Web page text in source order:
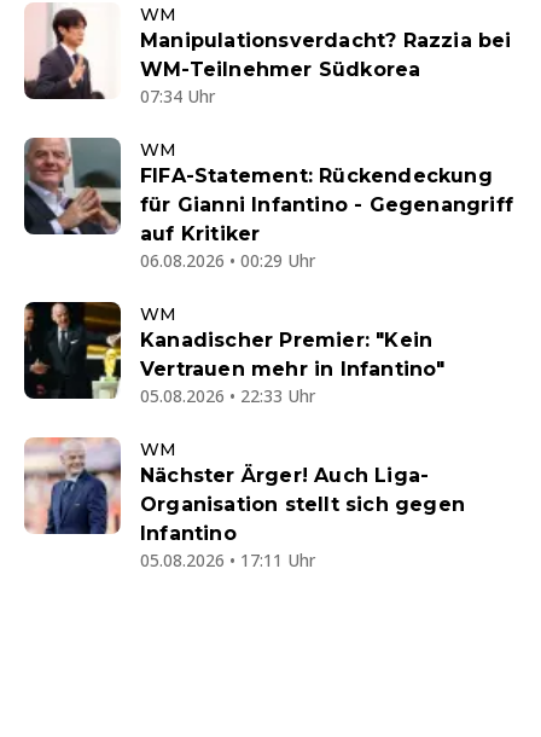
WM
Manipulationsverdacht? Razzia bei
WM-Teilnehmer Südkorea
07:34 Uhr
WM
FIFA-Statement: Rückendeckung
für Gianni Infantino - Gegenangriff
auf Kritiker
06.08.2026 • 00:29 Uhr
WM
Kanadischer Premier: "Kein
Vertrauen mehr in Infantino"
05.08.2026 • 22:33 Uhr
WM
Nächster Ärger! Auch Liga-
Organisation stellt sich gegen
Infantino
05.08.2026 • 17:11 Uhr